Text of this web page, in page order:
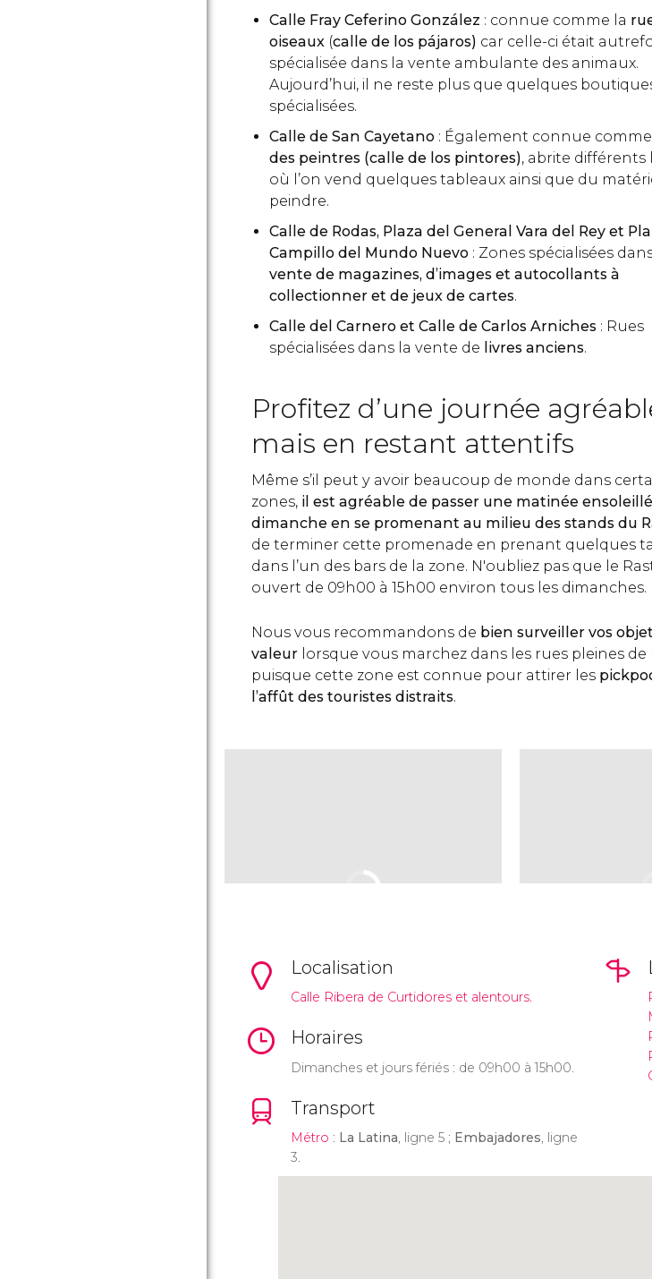
Calle Fray Ceferino González : connue comme la
oiseaux (calle de los pájaros) car celle-ci était
spécialisée dans la vente ambulante des animaux.
Aujourd’hui, il ne reste plus que quelques
spécialisées.
Calle de San Cayetano : Également connue
des peintres (calle de los pintores), abrite différents
où l’on vend quelques tableaux ainsi que du
peindre.
Calle de Rodas, Plaza del General Vara del Rey et
Campillo del Mundo Nuevo : Zones spécialisées dans
vente de magazines, d’images et autocollants à
collectionner et de jeux de cartes.
Calle del Carnero et Calle de Carlos Arniches : Rues
spécialisées dans la vente de livres anciens.
Profitez d’une journée
mais en restant attentifs
Même s’il peut y avoir beaucoup de monde dans
zones, il est agréable de passer une matinée
dimanche en se promenant au milieu des stands du
de terminer cette promenade en prenant quelques
dans l’un des bars de la zone. N'oubliez pas que le
ouvert de 09h00 à 15h00 environ tous les dimanches.
Nous vous recommandons de bien surveiller vos
valeur lorsque vous marchez dans les rues pleines
puisque cette zone est connue pour attirer les
l’affût des touristes distraits.
Localisation
Calle Ribera de Curtidores et alentours.
Horaires
Dimanches et jours fériés : de 09h00 à 15h00.
Transport
Métro : La Latina, ligne 5 ; Embajadores, ligne
3.